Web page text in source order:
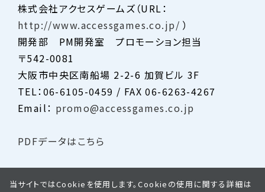
株式会社アクセスゲームズ（URL：
http://www.accessgames.co.jp/ ）
開発部 PM開発室 プロモーション担当
〒542-0081
大阪市中央区南船場 2-2-6 加賀ビル 3F
TEL：06-6105-0459 / FAX 06-6263-4267
Email： promo@accessgames.co.jp
PDFデータはこちら
当サイトではCookieを使用します。Cookieの使用に関する詳細は